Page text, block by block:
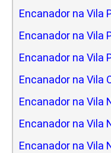
Encanador na Vila
Encanador na Vila
Encanador na Vila
Encanador na Vila
Encanador na Vila
Encanador na Vila
Encanador na Vila